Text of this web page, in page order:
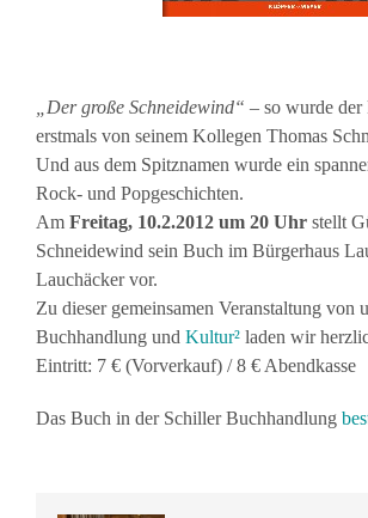
„Der große Schneidewind“ – so wurde der
erstmals von seinem Kollegen Thomas
Und aus dem Spitznamen wurde ein
Rock- und Popgeschichten.
Am Freitag, 10.2.2012 um 20 Uhr stellt
Schneidewind sein Buch im Bürgerhaus
Lauchäcker vor.
Zu dieser gemeinsamen Veranstaltung von
Buchhandlung und Kultur² laden wir
Eintritt: 7 € (Vorverkauf) / 8 € Abendkasse
Das Buch in der Schiller Buchhandlung